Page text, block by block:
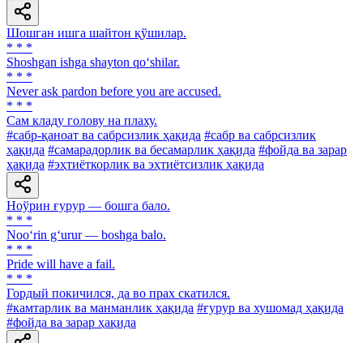
Шошган ишга шайтон қўшилар.
* * *
Shoshgan ishga shayton qo‘shilar.
* * *
Never ask pardon before you are accused.
* * *
Сам кладу голову на плаху.
#сабр-қаноат ва сабрсизлик ҳақида #сабр ва сабрсизлик
ҳақида #самарадорлик ва бесамарлик ҳақида #фойда ва зарар
ҳақида #эҳтиёткорлик ва эҳтиётсизлик ҳақида
Ноўрин ғурур — бошга бало.
* * *
Noo‘rin g‘urur — boshga balo.
* * *
Pride will have a fail.
* * *
Гордый покичился, да во прах скатился.
#камтарлик ва манманлик ҳақида #ғурур ва хушомад ҳақида
#фойда ва зарар ҳақида